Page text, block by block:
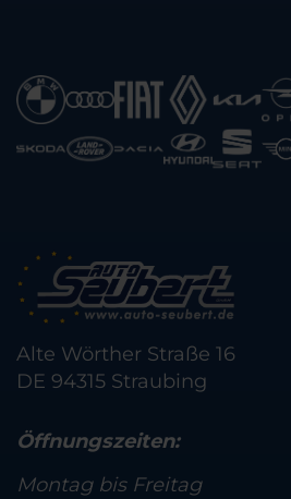
Alte Wörther Straße 16
DE 94315 Straubing
Öffnungszeiten:
Montag bis Freitag